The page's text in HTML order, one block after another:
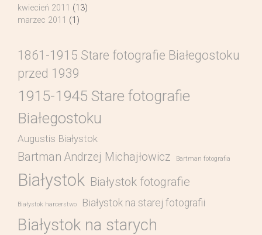
kwiecień 2011 (13)
marzec 2011 (1)
1861-1915 Stare fotografie Białegostoku
przed 1939
1915-1945 Stare fotografie
Białegostoku
Augustis Białystok
Bartman Andrzej Michajłowicz Bartman fotografia
Białystok Białystok fotografie
Białystok harcerstwo Białystok na starej fotografii
Białystok na starych